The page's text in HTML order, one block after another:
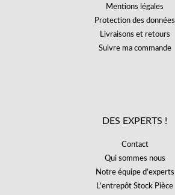
Mentions légales
Protection des données
Livraisons et retours
Suivre ma commande
DES EXPERTS !
Contact
Qui sommes nous
Notre équipe d’experts
L’entrepôt Stock Pièce